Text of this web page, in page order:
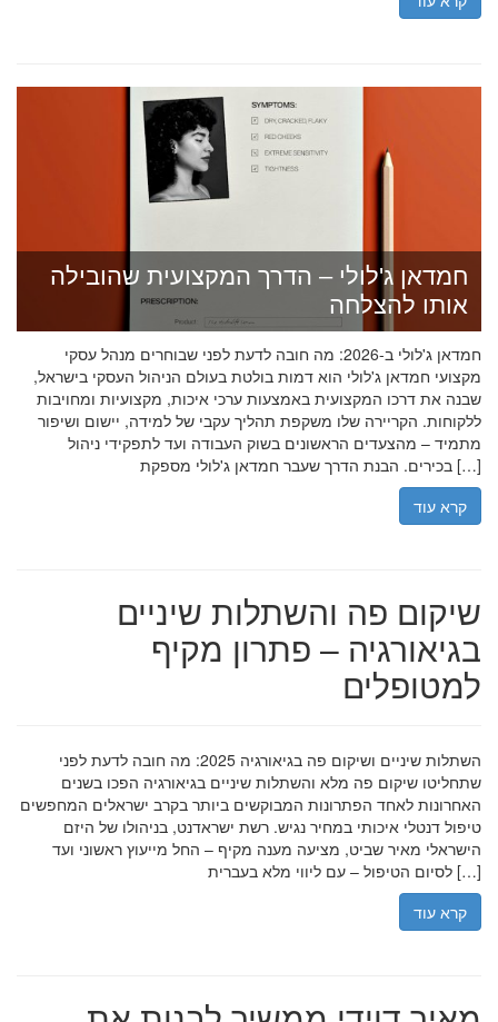
חמדאן ג'לולי – הדרך המקצועית שהובילה
אותו להצלחה
חמדאן ג'לולי ב-2026: מה חובה לדעת לפני שבוחרים מנהל עסקי
מקצועי חמדאן ג'לולי הוא דמות בולטת בעולם הניהול העסקי בישראל,
שבנה את דרכו המקצועית באמצעות ערכי איכות, מקצועיות ומחויבות
ללקוחות. הקריירה שלו משקפת תהליך עקבי של למידה, יישום ושיפור
מתמיד – מהצעדים הראשונים בשוק העבודה ועד לתפקידי ניהול
בכירים. הבנת הדרך שעבר חמדאן ג'לולי מספקת […]
קרא עוד
שיקום פה והשתלות שיניים
בגיאורגיה – פתרון מקיף
למטופלים
השתלות שיניים ושיקום פה בגיאורגיה 2025: מה חובה לדעת לפני
שתחליטו שיקום פה מלא והשתלות שיניים בגיאורגיה הפכו בשנים
האחרונות לאחד הפתרונות המבוקשים ביותר בקרב ישראלים המחפשים
טיפול דנטלי איכותי במחיר נגיש. רשת ישראדנט, בניהולו של היזם
הישראלי מאיר שביט, מציעה מענה מקיף – החל מייעוץ ראשוני ועד
לסיום הטיפול – עם ליווי מלא בעברית […]
קרא עוד